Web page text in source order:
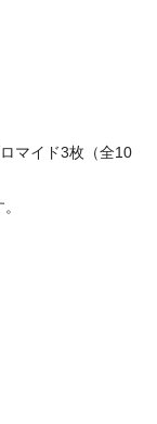
マイド3枚（全10